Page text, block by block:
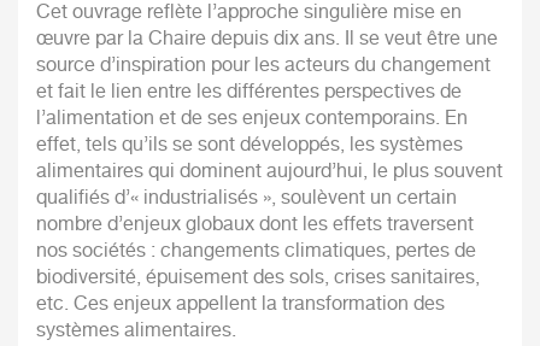
Cet ouvrage reflète l’approche singulière mise en
œuvre par la Chaire depuis dix ans. Il se veut être une
source d’inspiration pour les acteurs du changement
et fait le lien entre les différentes perspectives de
l’alimentation et de ses enjeux contemporains. En
effet, tels qu’ils se sont développés, les systèmes
alimentaires qui dominent aujourd’hui, le plus souvent
qualifiés d’« industrialisés », soulèvent un certain
nombre d’enjeux globaux dont les effets traversent
nos sociétés : changements climatiques, pertes de
biodiversité, épuisement des sols, crises sanitaires,
etc. Ces enjeux appellent la transformation des
systèmes alimentaires.